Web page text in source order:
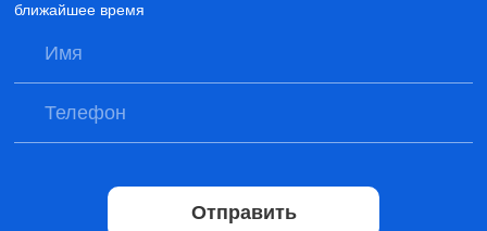
ближайшее время
Отправить